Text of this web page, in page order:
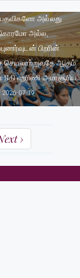
அல்லது
அல்ல,
பிறரின்
செயலாற்றுவதே ஆகும்
ஹரிணி அமரசூரிய
2026-07-19
›